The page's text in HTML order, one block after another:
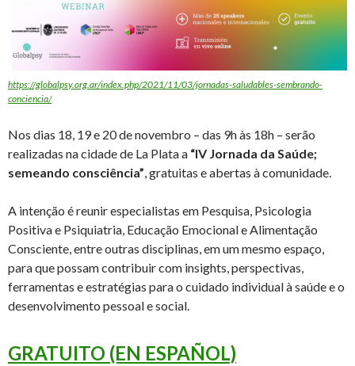
https://globalpsy.org.ar/index.php/2021/11/03/jornadas-saludables-sembrando-
conciencia/
Nos dias 18, 19 e 20 de novembro – das 9h às 18h – serão
realizadas na cidade de La Plata a “IV Jornada da Saúde;
semeando consciência”, gratuitas e abertas à comunidade.
A intenção é reunir especialistas em Pesquisa, Psicologia
Positiva e Psiquiatria, Educação Emocional e Alimentação
Consciente, entre outras disciplinas, em um mesmo espaço,
para que possam contribuir com insights, perspectivas,
ferramentas e estratégias para o cuidado individual à saúde e o
desenvolvimento pessoal e social.
GRATUITO (EN ESPAÑOL)